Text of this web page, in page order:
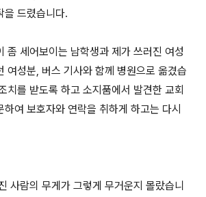
을 드렸습니다.
좀 세어보이는 남학생과 제가 쓰러진 여성
여성분, 버스 기사와 함께 병원으로 옮겼습
치를 받도록 하고 소지품에서 발견한 교회
여 보호자와 연락을 취하게 하고는 다시
사람의 무게가 그렇게 무거운지 몰랐습니